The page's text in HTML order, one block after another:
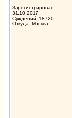
Зарегистрирован:
31.10.2017
Суждений: 18720
Откуда: Москва